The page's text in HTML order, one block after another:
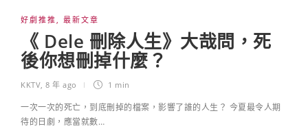
好劇推推, 最新文章
《 Dele 刪除人生》大哉問，死
後你想刪掉什麼？
KKTV, 8 年 ago 1 min
一次一次的死亡，到底刪掉的檔案，影響了誰的人生？ 今夏最令人期
待的日劇，應當就數…